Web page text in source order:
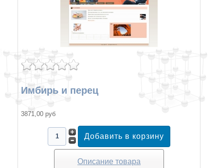
Имбирь и перец
3871,00 руб
Описание товара